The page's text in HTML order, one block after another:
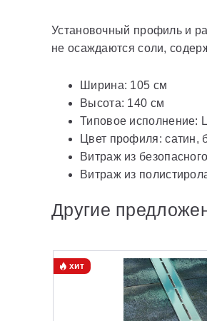
Установочный профиль и
не осаждаются соли,
Ширина: 105 см
Высота: 140 см
Типовое исполнение:
Цвет профиля: сатин,
Витраж из
Витраж из
Другие
хит